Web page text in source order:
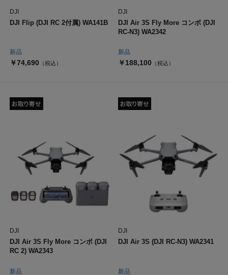
新品
DJI
DJI Flip (DJI RC 2付属) WA141B
￥74,690 （税込）
新品
DJI
DJI Air 3S Fly More コンボ (DJI
RC-N3) WA2342
￥188,100 （税込）
新品
DJI
DJI Air 3S Fly More コンボ (DJI
RC 2) WA2343
新品
DJI
DJI Air 3S (DJI RC-N3) WA2341